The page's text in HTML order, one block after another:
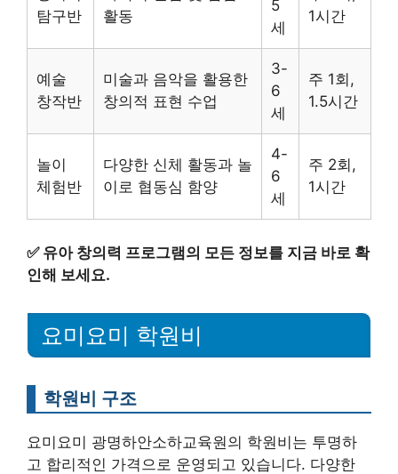
탐구반
활동
5
세
1시간
예술
창작반
미술과 음악을 활용한
창의적 표현 수업
3-
6
세
주 1회,
1.5시간
놀이
체험반
다양한 신체 활동과 놀
이로 협동심 함양
4-
6
세
주 2회,
1시간
✅ 유아 창의력 프로그램의 모든 정보를 지금 바로 확
인해 보세요.
요미요미 학원비
학원비 구조
요미요미 광명하안소하교육원의 학원비는 투명하
고 합리적인 가격으로 운영되고 있습니다. 다양한